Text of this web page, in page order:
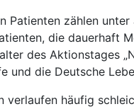
Patienten zählen
die dauerhaft
des Aktionstages
und die Deutsche
verlaufen häufig